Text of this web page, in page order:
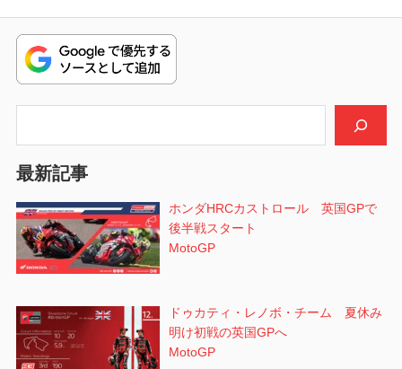
ビ
ゲ
ー
ン
稿:
最新記事
ホンダHRCカストロール 英国GPで
後半戦スタート
MotoGP
ドゥカティ・レノボ・チーム 夏休み
明け初戦の英国GPへ
MotoGP